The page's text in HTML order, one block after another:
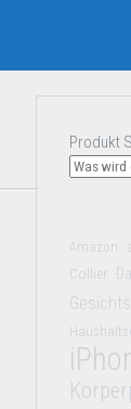
Produkt
Amazon
Collier